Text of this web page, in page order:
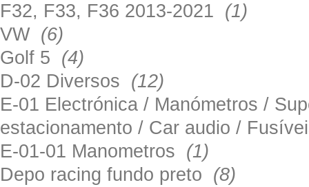
F32, F33, F36 2013-2021 (1)
VW (6)
Golf 5 (4)
D-02 Diversos (12)
E-01 Electrónica / Manómetros /
estacionamento / Car audio /
E-01-01 Manometros (1)
Depo racing fundo preto (8)